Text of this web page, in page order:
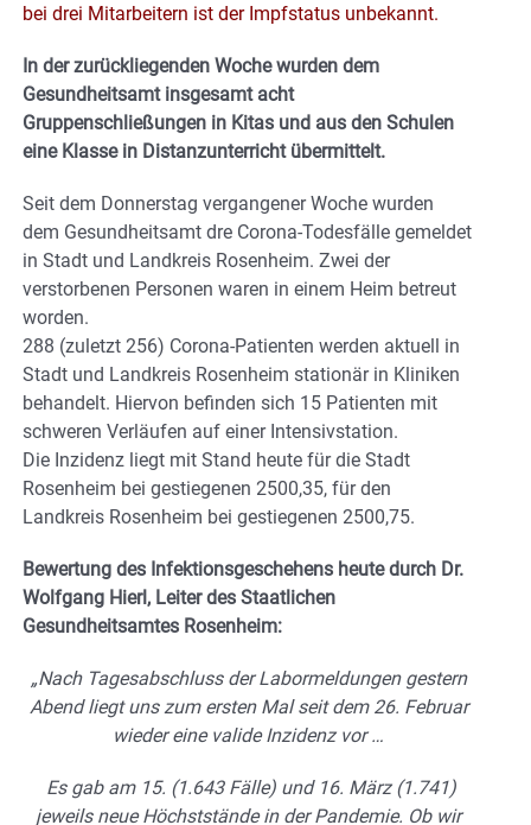
bei drei Mitarbeitern ist der Impfstatus unbekannt.
In der zurückliegenden Woche wurden dem
Gesundheitsamt insgesamt acht
Gruppenschließungen in Kitas und aus den Schulen
eine Klasse in Distanzunterricht übermittelt.
Seit dem Donnerstag vergangener Woche wurden
dem Gesundheitsamt dre Corona-Todesfälle gemeldet
in Stadt und Landkreis Rosenheim. Zwei der
verstorbenen Personen waren in einem Heim betreut
worden.
288 (zuletzt 256) Corona-Patienten werden aktuell in
Stadt und Landkreis Rosenheim stationär in Kliniken
behandelt. Hiervon befinden sich 15 Patienten mit
schweren Verläufen auf einer Intensivstation.
Die Inzidenz liegt mit Stand heute für die Stadt
Rosenheim bei gestiegenen 2500,35, für den
Landkreis Rosenheim bei gestiegenen 2500,75.
Bewertung des Infektionsgeschehens heute durch Dr.
Wolfgang Hierl, Leiter des Staatlichen
Gesundheitsamtes Rosenheim:
„Nach Tagesabschluss der Labormeldungen gestern
Abend liegt uns zum ersten Mal seit dem 26. Februar
wieder eine valide Inzidenz vor …
Es gab am 15. (1.643 Fälle) und 16. März (1.741)
jeweils neue Höchststände in der Pandemie. Ob wir